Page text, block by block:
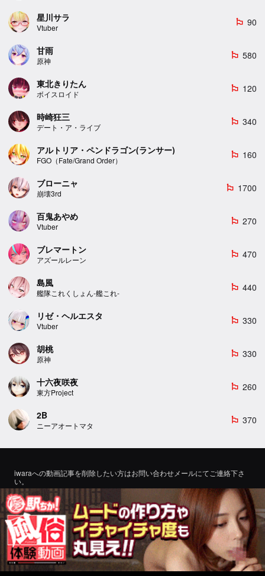
星川サラ
Vtuber
emoji_flags 90
甘雨
原神
emoji_flags 580
東北きりたん
ボイスロイド
emoji_flags 120
時崎狂三
デート・ア・ライブ
emoji_flags 340
アルトリア・ペンドラゴン(ランサー)
FGO（Fate/Grand Order）
emoji_flags 160
ブローニャ
崩壊3rd
emoji_flags 1700
百鬼あやめ
Vtuber
emoji_flags 270
ブレマートン
アズールレーン
emoji_flags 470
島風
艦隊これくしょん-艦これ-
emoji_flags 440
リゼ・ヘルエスタ
Vtuber
emoji_flags 330
胡桃
原神
emoji_flags 330
十六夜咲夜
東方Project
emoji_flags 260
2B
ニーアオートマタ
emoji_flags 370
iwaraへの動画記事を削除したい方はお問い合わせメールにてご連絡下さ
い。
If you would like to remove a video article to iwara, please contact us by
email for inquiry.
お問い合わせ ©2022 エロMMDTube